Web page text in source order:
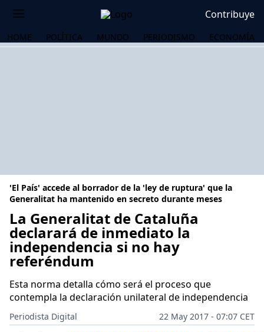
Contribuye
HOME POLÍTICA MUNDO PERIODISMO ECONOMÍA
'El País' accede al borrador de la 'ley de ruptura' que la
Generalitat ha mantenido en secreto durante meses
La Generalitat de Cataluña
declarará de inmediato la
independencia si no hay
referéndum
Esta norma detalla cómo será el proceso que
contempla la declaración unilateral de independencia
Periodista Digital
22 May 2017 - 07:07 CET